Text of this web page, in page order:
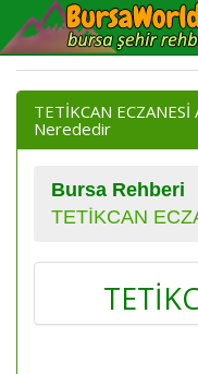
TETİKCAN
Nerededir
Bursa Rehberi
TETİKCAN